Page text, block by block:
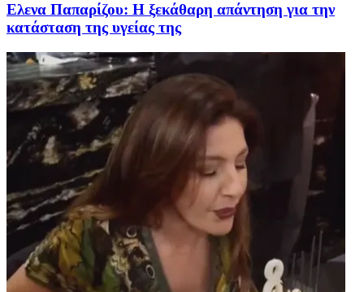
Ελενα Παπαρίζου: Η ξεκάθαρη απάντηση για την
κατάσταση της υγείας της